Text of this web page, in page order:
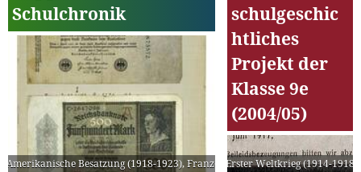
Amerikanische Besatzung (1918-1923), Franzosenzeit (1918-1930)
Schulchronik
Erster Weltkrieg (1914-1918)
schulgeschic
htliches
Projekt der
Klasse 9e
(2004/05)